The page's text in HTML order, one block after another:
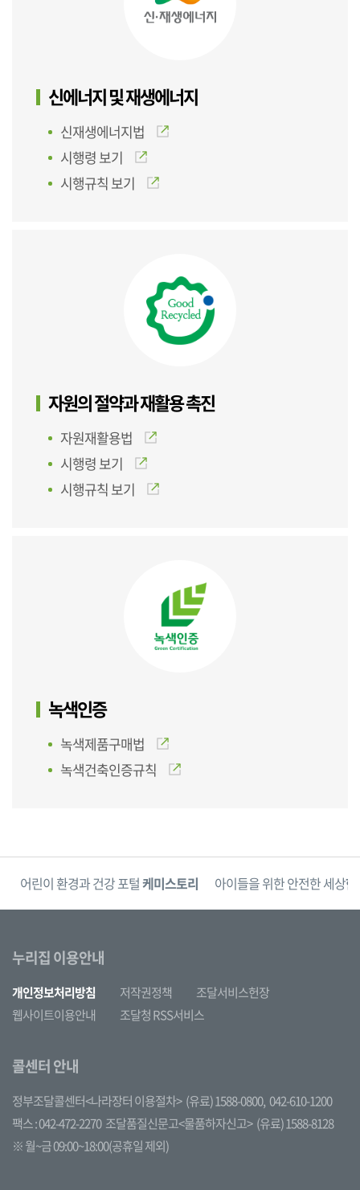
신에너지 및 재생에너지
신재생에너지법
시행령 보기
시행규칙 보기
자원의 절약과 재활용 촉진
자원재활용법
시행령 보기
시행규칙 보기
녹색인증
녹색제품구매법
녹색건축인증규칙
어린이 환경과 건강 포털케미스토리 아이들을 위한 안전한 세상
누리집 이용안내
개인정보처리방침 저작권정책
조달서비스헌장
웹사이트이용안내
조달청 RSS서비스
콜센터 안내
정부조달콜센터<나라장터 이용절차> (유료) 1588-0800, 042-610-1200
팩스 : 042-472-2270 조달품질신문고<물품하자신고> (유료) 1588-8128
※ 월~금 09:00~18:00(공휴일 제외)